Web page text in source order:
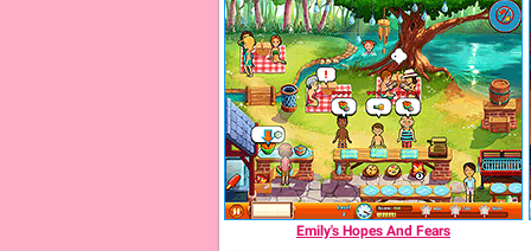
Emily's Hopes And Fears